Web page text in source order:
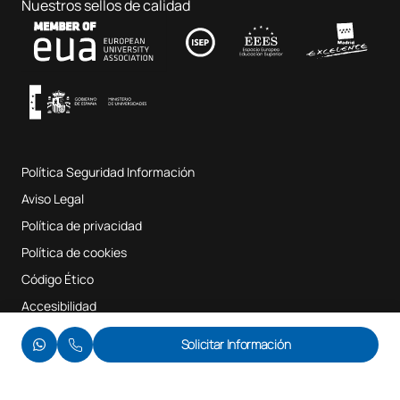
Ciencias de la Educación
Música y Artes Escénicas
Fab Lab UAX
Aulas de Música
Contacto
Condiciones y términos del servicio
Sistema interno de garantía de calidad
Mapa del sitio web
Nuestros sellos de calidad
© UAX 2026
Política Seguridad Información
Aviso Legal
Política de privacidad
Política de cookies
Código Ético
Accesibilidad
Solicitar Información